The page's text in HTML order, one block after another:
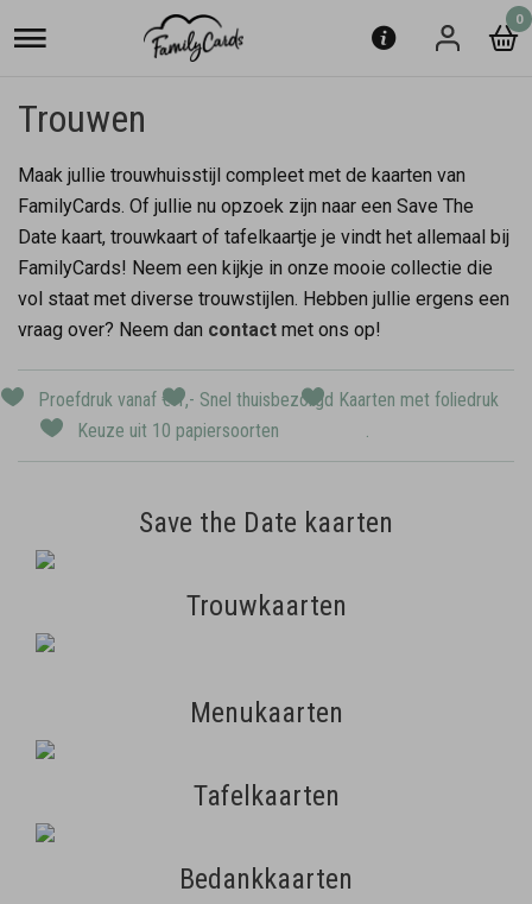
0
Trouwen
Maak jullie trouwhuisstijl compleet met de kaarten van
FamilyCards. Of jullie nu opzoek zijn naar een Save The
Date kaart, trouwkaart of tafelkaartje je vindt het allemaal bij
FamilyCards! Neem een kijkje in onze mooie collectie die
vol staat met diverse trouwstijlen. Hebben jullie ergens een
vraag over? Neem dan contact met ons op!
Proefdruk vanaf € 1,- Snel thuisbezorgd Kaarten met foliedruk
Keuze uit 10 papiersoorten
.
Save the Date kaarten
Trouwkaarten
Menukaarten
Tafelkaarten
Bedankkaarten